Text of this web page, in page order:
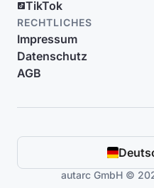
TikTok
RECHTLICHES
Impressum
Datenschutz
AGB
autarc GmbH ©